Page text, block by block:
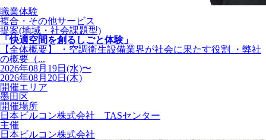
職業体験
複合・その他サービス
提案(地域・社会課題型)
「快適空間を創るしごと体験」
【全体概要】 ・空調衛生設備業界が社会に果たす役割 ・弊社
の概要（...
2026年08月19日(水)〜
2026年08月20日(木)
開催エリア
墨田区
開催場所
日本ビルコン株式会社 TASセンター
主催
日本ビルコン株式会社